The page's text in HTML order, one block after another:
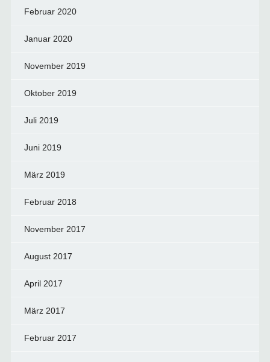
Februar 2020
Januar 2020
November 2019
Oktober 2019
Juli 2019
Juni 2019
März 2019
Februar 2018
November 2017
August 2017
April 2017
März 2017
Februar 2017